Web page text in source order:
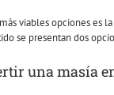
viables opciones es
se presentan dos
una masía